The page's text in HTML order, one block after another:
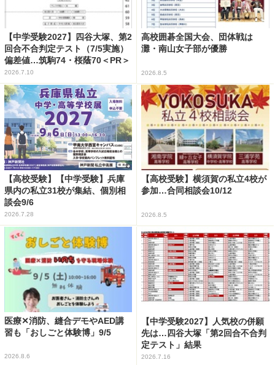
【中学受験2027】四谷大塚、第2
回合不合判定テスト（7/5実施）
偏差値…筑駒74・桜蔭70＜PR＞
2026.7.10
高校囲碁全国大会、団体戦は
灘・南山女子部が優勝
2026.8.5
【高校受験】【中学受験】兵庫
県内の私立31校が集結、個別相
談会9/6
2026.7.28
【高校受験】横須賀の私立4校が
参加…合同相談会10/12
2026.8.5
医療✕消防、縫合デモやAED講
習も「おしごと体験博」9/5
2026.8.6
【中学受験2027】人気校の併願
先は…四谷大塚「第2回合不合判
定テスト」結果
2026.7.16